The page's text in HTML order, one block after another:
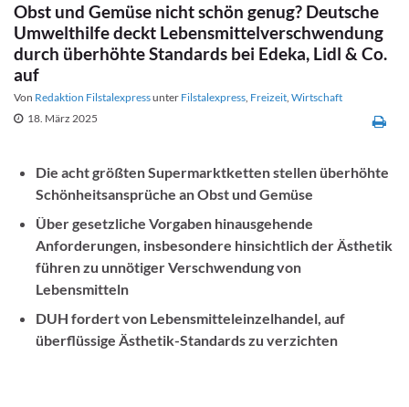
Obst und Gemüse nicht schön genug? Deutsche
Umwelthilfe deckt Lebensmittelverschwendung
durch überhöhte Standards bei Edeka, Lidl & Co.
auf
Von Redaktion Filstalexpressunter Filstalexpress, Freizeit, Wirtschaft
18. März 2025
Die acht größten Supermarktketten stellen überhöhte
Schönheitsansprüche an Obst und Gemüse
Über gesetzliche Vorgaben hinausgehende
Anforderungen, insbesondere hinsichtlich der Ästhetik
führen zu unnötiger Verschwendung von
Lebensmitteln
DUH fordert von Lebensmitteleinzelhandel, auf
überflüssige Ästhetik-Standards zu verzichten